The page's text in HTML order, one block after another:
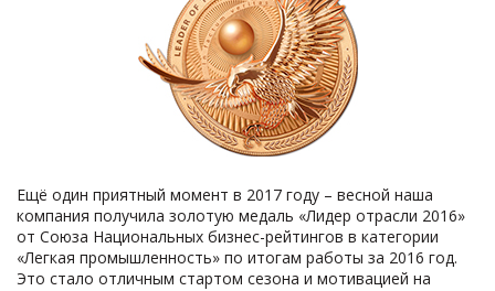
Ещё один приятный момент в 2017 году – весной наша
компания получила золотую медаль «Лидер отрасли 2016»
от Союза Национальных бизнес-рейтингов в категории
«Легкая промышленность» по итогам работы за 2016 год.
Это стало отличным стартом сезона и мотивацией на